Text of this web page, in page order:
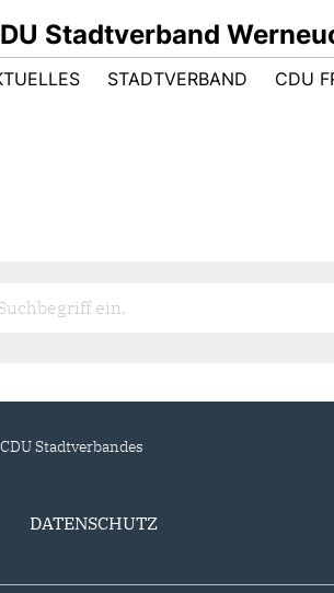
Stadtverband
STADTVERBAND CDU
Stadtverbandes
DATENSCHUTZ